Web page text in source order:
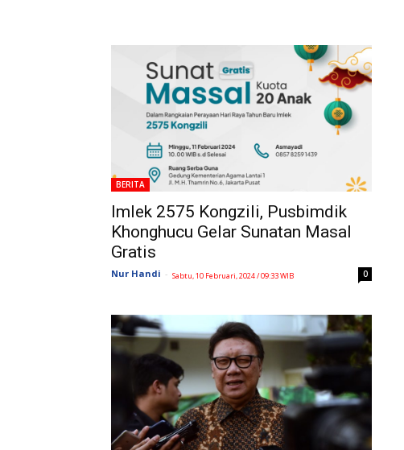
BERITA
Imlek 2575 Kongzili, Pusbimdik
Khonghucu Gelar Sunatan Masal
Gratis
Nur Handi - Sabtu, 10 Februari, 2024 / 09:33 WIB 0